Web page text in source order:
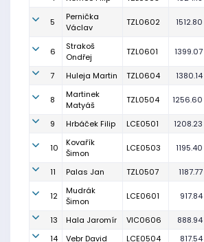
5
Pernička
Václav
TZL0602 1512.80
6
Strakoš
Ondřej
TZL0601 1399.07
7 Huleja Martin TZL0604 1380.14
8
Martinek
Matyáš
TZL0504 1256.60
9 Hrbáček Filip LCE0501 1208.23
10
Kovařík
Šimon
LCE0503 1195.40
11 Palas Jan TZL0507 1187.77
12
Mudrák
Šimon
LCE0601 917.84
13 Hala Jaromír VIC0606 888.94
14
Vebr David LCE0504 817.54